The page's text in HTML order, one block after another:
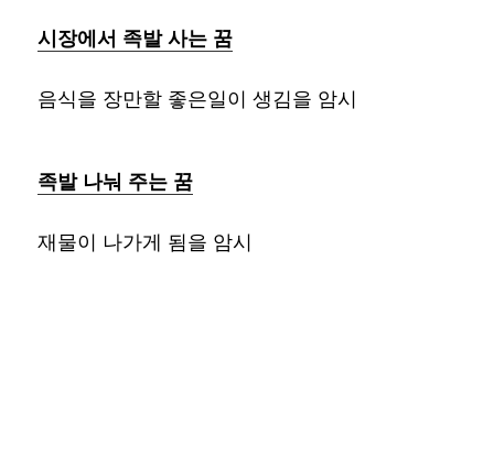
시장에서 족발 사는 꿈
음식을 장만할 좋은일이 생김을 암시
족발 나눠 주는 꿈
재물이 나가게 됨을 암시